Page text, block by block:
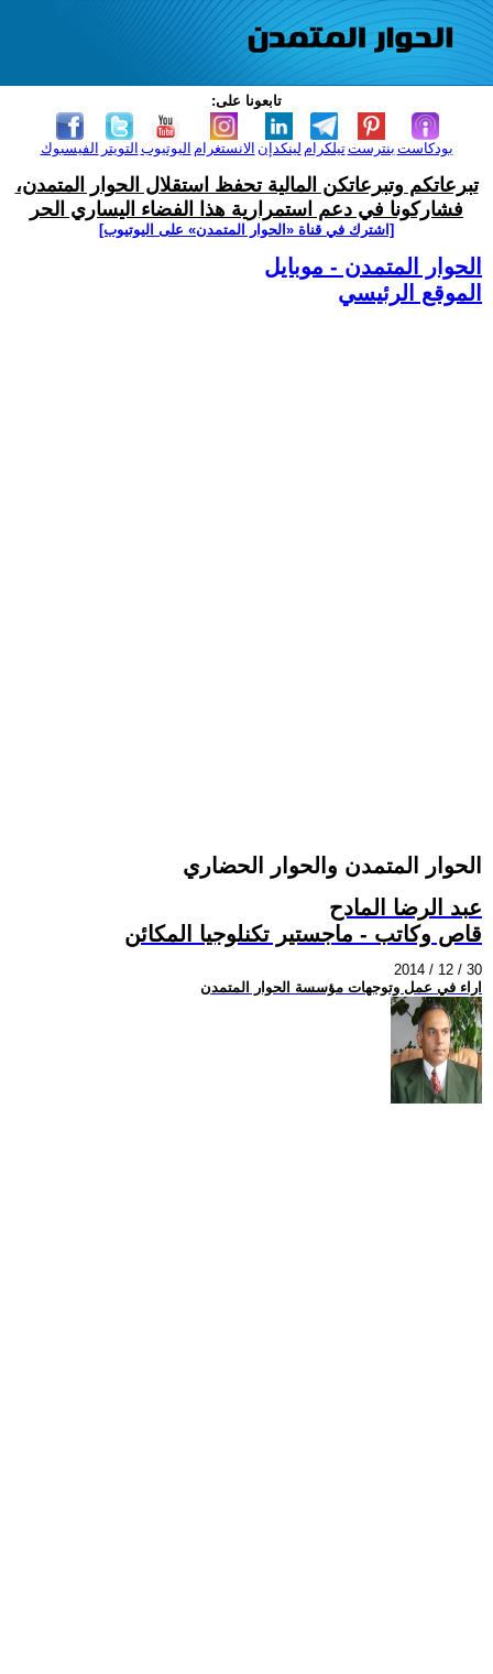
تابعونا على:
الفيسبوك التويتر اليوتيوب الانستغرام لينكدإن تيلكرامبنترست بودكاست
تبرعاتكم وتبرعاتكن المالية تحفظ استقلال الحوار المتمدن،
فشاركونا في دعم استمرارية هذا الفضاء اليساري الحر
[اشترك في قناة ‫«الحوار المتمدن» على اليوتيوب]
الحوار المتمدن - موبايل
الموقع الرئيسي
الحوار المتمدن والحوار الحضاري
عبد الرضا المادح
قاص وكاتب - ماجستير تكنلوجيا المكائن
2014 / 12 / 30
اراء في عمل وتوجهات مؤسسة الحوار المتمدن